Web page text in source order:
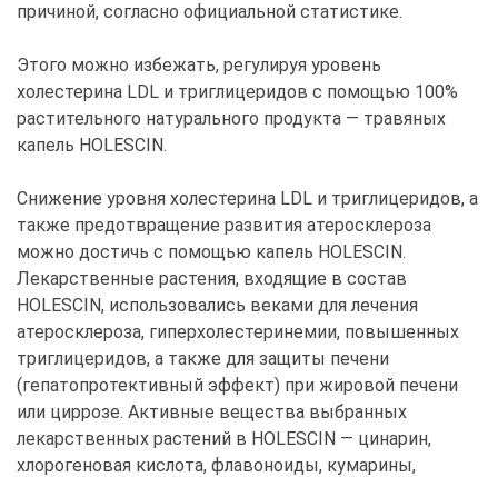
причиной, согласно официальной статистике.
Этого можно избежать, регулируя уровень
холестерина LDL и триглицеридов с помощью 100%
растительного натурального продукта — травяных
капель HOLESCIN.
Снижение уровня холестерина LDL и триглицеридов, а
также предотвращение развития атеросклероза
можно достичь с помощью капель HOLESCIN.
Лекарственные растения, входящие в состав
HOLESCIN, использовались веками для лечения
атеросклероза, гиперхолестеринемии, повышенных
триглицеридов, а также для защиты печени
(гепатопротективный эффект) при жировой печени
или циррозе. Активные вещества выбранных
лекарственных растений в HOLESCIN — цинарин,
хлорогеновая кислота, флавоноиды, кумарины,